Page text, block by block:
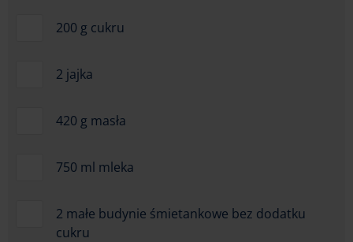
200 g cukru
2 jajka
420 g masła
750 ml mleka
2 małe budynie śmietankowe bez dodatku
cukru